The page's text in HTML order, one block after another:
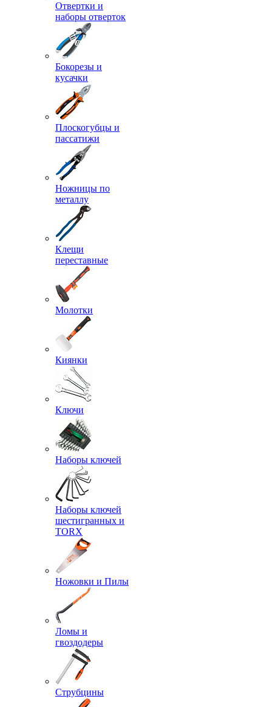
Отвертки и
наборы отверток
Бокорезы и
кусачки
Плоскогубцы и
пассатижи
Ножницы по
металлу
Клещи
переставные
Молотки
Киянки
Ключи
Наборы ключей
Наборы ключей
шестигранных и
TORX
Ножовки и Пилы
Ломы и
гвоздодеры
Струбцины